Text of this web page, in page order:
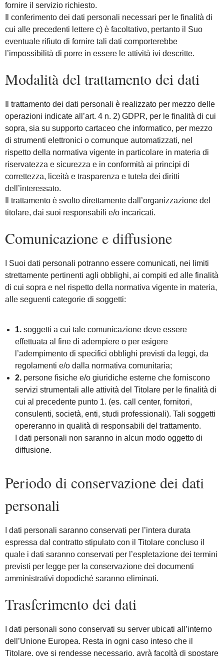
fornire il servizio richiesto.
Il conferimento dei dati personali necessari per le finalità di
cui alle precedenti lettere c) è facoltativo, pertanto il Suo
eventuale rifiuto di fornire tali dati comporterebbe
l’impossibilità di porre in essere le attività ivi descritte.
Modalità del trattamento dei dati
Il trattamento dei dati personali è realizzato per mezzo delle
operazioni indicate all’art. 4 n. 2) GDPR, per le finalità di cui
sopra, sia su supporto cartaceo che informatico, per mezzo
di strumenti elettronici o comunque automatizzati, nel
rispetto della normativa vigente in particolare in materia di
riservatezza e sicurezza e in conformità ai principi di
correttezza, liceità e trasparenza e tutela dei diritti
dell’interessato.
Il trattamento è svolto direttamente dall’organizzazione del
titolare, dai suoi responsabili e/o incaricati.
Comunicazione e diffusione
I Suoi dati personali potranno essere comunicati, nei limiti
strettamente pertinenti agli obblighi, ai compiti ed alle finalità
di cui sopra e nel rispetto della normativa vigente in materia,
alle seguenti categorie di soggetti:
1. soggetti a cui tale comunicazione deve essere
effettuata al fine di adempiere o per esigere
l’adempimento di specifici obblighi previsti da leggi, da
regolamenti e/o dalla normativa comunitaria;
2. persone fisiche e/o giuridiche esterne che forniscono
servizi strumentali alle attività del Titolare per le finalità di
cui al precedente punto 1. (es. call center, fornitori,
consulenti, società, enti, studi professionali). Tali soggetti
opereranno in qualità di responsabili del trattamento.
I dati personali non saranno in alcun modo oggetto di
diffusione.
Periodo di conservazione dei dati
personali
I dati personali saranno conservati per l’intera durata
espressa dal contratto stipulato con il Titolare concluso il
quale i dati saranno conservati per l’espletazione dei termini
previsti per legge per la conservazione dei documenti
amministrativi dopodiché saranno eliminati.
Trasferimento dei dati
I dati personali sono conservati su server ubicati all’interno
dell’Unione Europea. Resta in ogni caso inteso che il
Titolare, ove si rendesse necessario, avrà facoltà di spostare